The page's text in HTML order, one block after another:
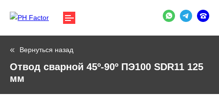
Вернуться назад
Отвод сварной 45º-90º ПЭ100 SDR11 125
мм